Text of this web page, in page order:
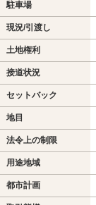
駐車場
現況/引渡し
土地権利
接道状況
セットバック
地目
法令上の制限
用途地域
都市計画